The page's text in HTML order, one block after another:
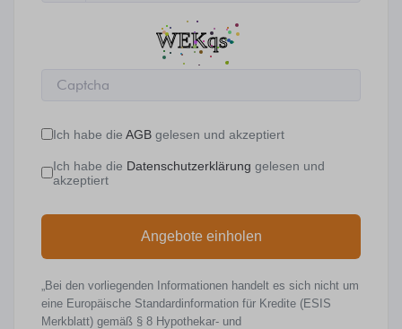
Ich habe die AGB gelesen und akzeptiert
Ich habe die Datenschutzerklärung gelesen und
akzeptiert
Angebote einholen
„Bei den vorliegenden Informationen handelt es sich nicht um
eine Europäische Standardinformation für Kredite (ESIS
Merkblatt) gemäß § 8 Hypothekar- und